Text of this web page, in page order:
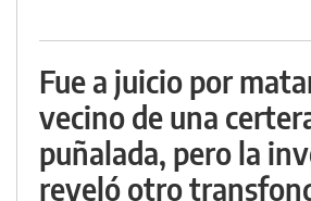
Fue a juicio por
vecino de una
puñalada, pero la
reveló otro